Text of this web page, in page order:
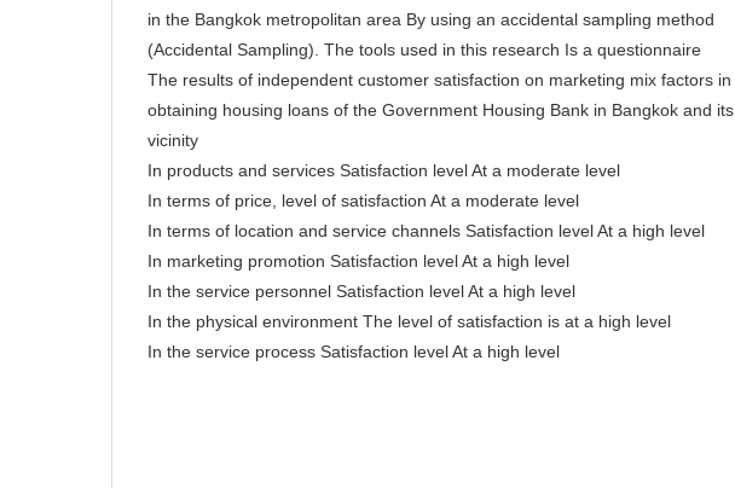
in the Bangkok metropolitan area By using an accidental sampling method
(Accidental Sampling). The tools used in this research Is a questionnaire
The results of independent customer satisfaction on marketing mix factors in
obtaining housing loans of the Government Housing Bank in Bangkok and its
vicinity
In products and services Satisfaction level At a moderate level
In terms of price, level of satisfaction At a moderate level
In terms of location and service channels Satisfaction level At a high level
In marketing promotion Satisfaction level At a high level
In the service personnel Satisfaction level At a high level
In the physical environment The level of satisfaction is at a high level
In the service process Satisfaction level At a high level